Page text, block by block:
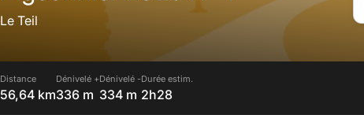
Le Teil
Distance
56,64 km
Dénivelé +
336 m
Dénivelé -
334 m
Durée estim.
2h28